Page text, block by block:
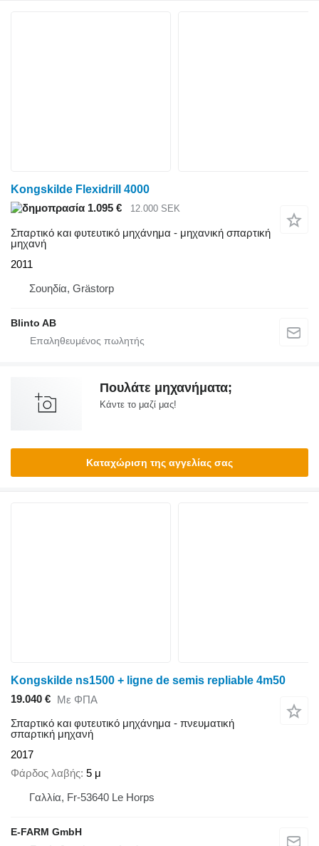
Kongskilde Flexidrill 4000
1.095 €
12.000 SEK
Σπαρτικό και φυτευτικό μηχάνημα - μηχανική σπαρτική
μηχανή
2011
Σουηδία, Grästorp
Blinto AB
Πουλάτε μηχανήματα;
Κάντε το μαζί μας!
Καταχώριση της αγγελίας σας
Kongskilde ns1500 + ligne de semis repliable 4m50
19.040 € Με ΦΠΑ
Σπαρτικό και φυτευτικό μηχάνημα - πνευματική
σπαρτική μηχανή
2017
Φάρδος λαβής 5 μ
Γαλλία, Fr-53640 Le Horps
E-FARM GmbH